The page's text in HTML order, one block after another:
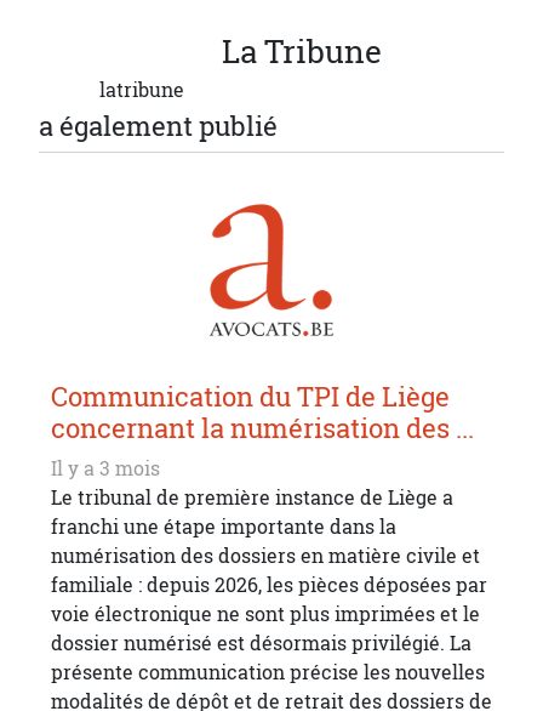
LaTribune
latribune
a également publié
Communication du TPI de Liège
concernant la numérisation des ...
Il y a 3 mois
Le tribunal de première instance de Liège a
franchi une étape importante dans la
numérisation des dossiers en matière civile et
familiale : depuis 2026, les pièces déposées par
voie électronique ne sont plus imprimées et le
dossier numérisé est désormais privilégié. La
présente communication précise les nouvelles
modalités de dépôt et de retrait des dossiers de